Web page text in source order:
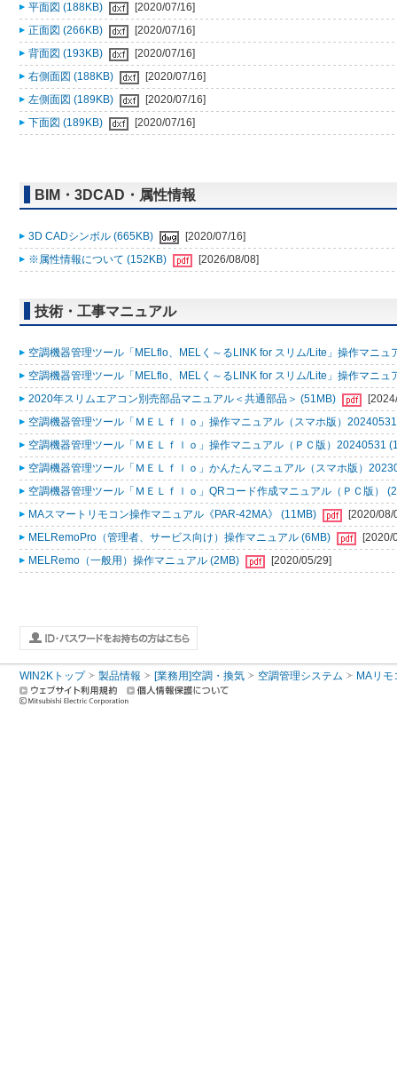
平面図 (188KB)
[2020/07/16]
正面図 (266KB)
[2020/07/16]
背面図 (193KB)
[2020/07/16]
右側面図 (188KB)
[2020/07/16]
左側面図 (189KB)
[2020/07/16]
下面図 (189KB)
[2020/07/16]
BIM・3DCAD・属性情報
3D CADシンボル (665KB)
[2020/07/16]
※属性情報について (152KB)
[2026/08/08]
技術・工事マニュアル
空調機器管理ツール「MELflo、MELく～るLINK for スリム/Lite」操作マニュ
空調機器管理ツール「MELflo、MELく～るLINK for スリム/Lite」操作マニュ
2020年スリムエアコン別売部品マニュアル＜共通部品＞ (51MB)
空調機器管理ツール「ＭＥＬｆｌｏ」操作マニュアル（スマホ版）
空調機器管理ツール「ＭＥＬｆｌｏ」操作マニュアル（ＰＣ版）20240531
空調機器管理ツール「ＭＥＬｆｌｏ」かんたんマニュアル（スマホ版）
空調機器管理ツール「ＭＥＬｆｌｏ」QRコード作成マニュアル（ＰＣ版）
MAスマートリモコン操作マニュアル《PAR-42MA》 (11MB)
[2020/08/
MELRemoPro（管理者、サービス向け）操作マニュアル (6MB)
[2020/
MELRemo（一般用）操作マニュアル (2MB)
[2020/05/29]
WIN2Kトップ 製品情報 [業務用]空調・換気 空調管理システム MAリモ